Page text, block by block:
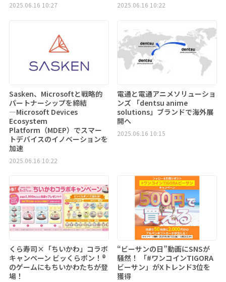
2025.06.16 10:27 2025.06.16 10:22
Sasken、Microsoftと戦略的
パートナーシップを締結
―Microsoft Devices
Ecosystem
Platform（MDEP）でスマー
トデバイスのイノベーションを
加速
2025.06.16 10:22
電通と電通アニメソリューショ
ンズ 「dentsu anime
solutions」ブランドで海外展
開へ
2025.06.16 10:15
くら寿司×「ちいかわ」コラボ
キャンペーン ビッくらポン！®
のゲームにもちいかわたちが登
場！
“ビーサンの日”動画にSNSが
騒然！ 「#ワンコインTIGORA
ビーサン」がXトレンド3位を
獲得